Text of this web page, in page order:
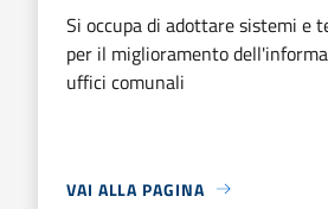
Si occupa di adottare sistemi e
per il miglioramento
uffici comunali
VAI ALLA PAGINA